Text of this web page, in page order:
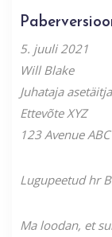
5. juuli 2021
Will Blake
Juhataja asetäitja
Ettevõte XYZ
123 Avenue
Lugupeetud hr
Ma loodan, et